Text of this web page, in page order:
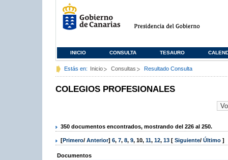
INICIO CONSULTA TESAURO
Estás en: Inicio Consultas Resultado Consulta
COLEGIOS PROFESIONALES
350 documentos encontrados, mostrando del 226 al 250.
[Primero/ Anterior] 6, 7, 8, 9, 10, 11, 12, 13 [ Siguiente/ Último ]
Documentos